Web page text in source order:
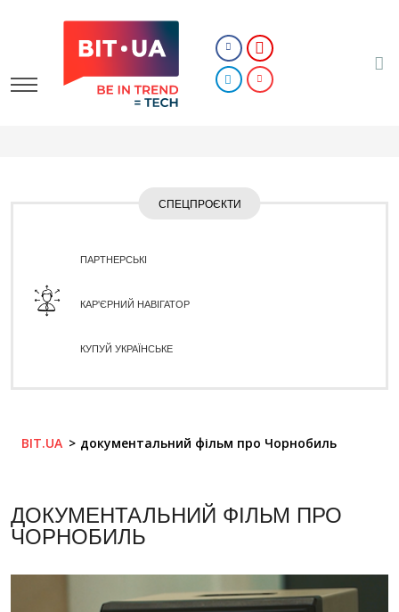
СПЕЦПРОЄКТИ
ПАРТНЕРСЬКІ
КАР'ЄРНИЙ НАВІГАТОР
КУПУЙ УКРАЇНСЬКЕ
BIT.UA документальний фільм про Чорнобиль
ДОКУМЕНТАЛЬНИЙ ФІЛЬМ ПРО
ЧОРНОБИЛЬ